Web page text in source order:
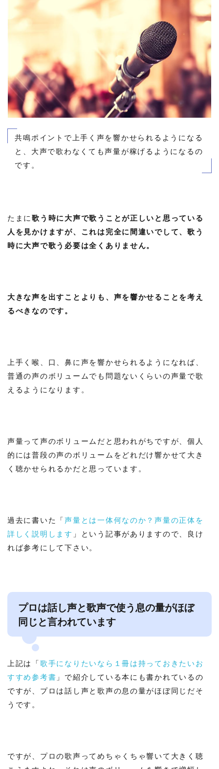
共鳴ポイントで上手く声を響かせられるようになる
と、大声で歌わなくても声量が稼げるようになるの
です。
たまに歌う時に大声で歌うことが正しいと思っている
人を見かけますが、これは完全に間違いでして、歌う
時に大声で歌う必要は全くありません。
大きな声を出すことよりも、声を響かせることを考え
るべきなのです。
上手く喉、口、鼻に声を響かせられるようになれば、
普通の声のボリュームでも問題ないくらいの声量で歌
えるようになります。
声量って声のボリュームだと思われがちですが、個人
的には普段の声のボリュームをどれだけ響かせて大き
く聴かせられるかだと思っています。
過去に書いた「声量とは一体何なのか？声量の正体を
詳しく説明します 」という記事がありますので、良け
れば参考にして下さい。
プロは話し声と歌声で使う息の量がほぼ
同じと言われています
上記は「歌手になりたいなら１冊は持っておきたいお
すすめ参考書 」で紹介している本にも書かれているの
ですが、プロは話し声と歌声の息の量がほぼ同じだそ
うです。
ですが、プロの歌声ってめちゃくちゃ響いて大きく聴